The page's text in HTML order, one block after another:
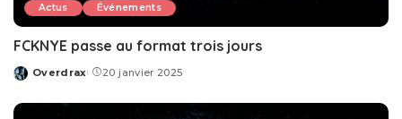
Actus Événements
FCKNYE passe au format trois jours
Posted
Overdrax 20 janvier 2025